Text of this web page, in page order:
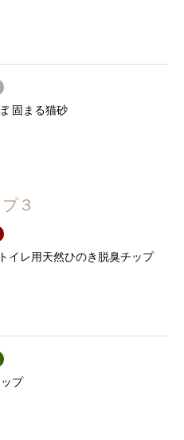
固まる猫砂
３
イレ用天然ひのき脱臭チップ
プ